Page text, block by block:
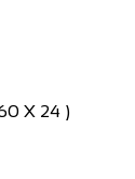
X 24 )